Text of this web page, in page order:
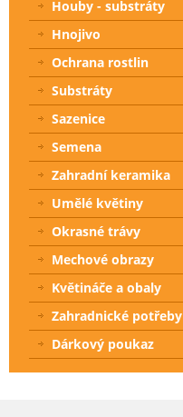
Houby - substráty
Hnojivo
Ochrana rostlin
Substráty
Sazenice
Semena
Zahradní keramika
Umělé květiny
Okrasné trávy
Mechové obrazy
Květináče a obaly
Zahradnické potřeby
Dárkový poukaz